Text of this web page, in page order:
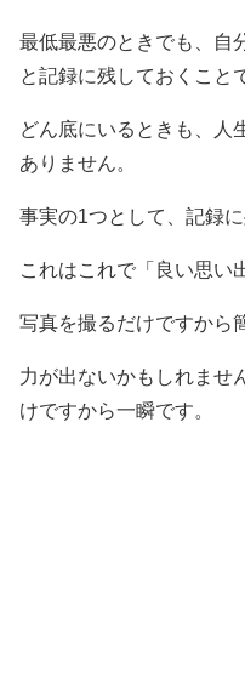
最低最悪のときでも、自
と記録に残しておくこと
どん底にいるときも、人
ありません。
事実の1つとして、記録に
これはこれで「良い思い
写真を撮るだけですから
力が出ないかもしれませ
けですから一瞬です。